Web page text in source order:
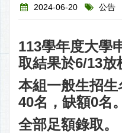
2024-06-20 公告
113學年度大學
取結果於6/13放
本組一般生招
40名，缺額0名。
全部足額錄取。